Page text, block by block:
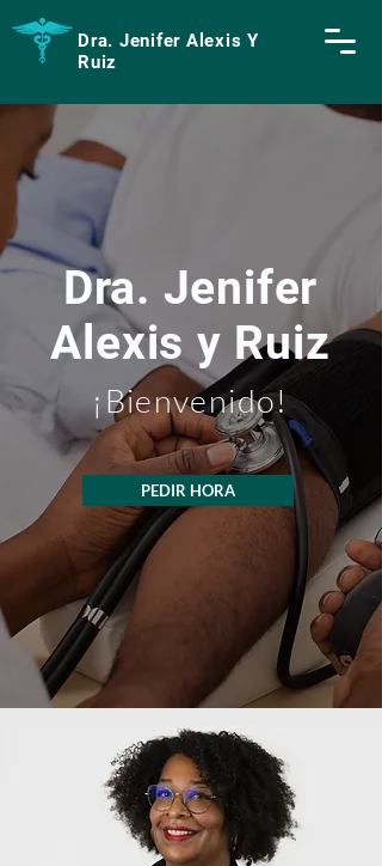
Dra. Jenifer Alexis Y
Ruiz
Dra. Jenifer
Alexis y Ruiz
¡Bienvenido!
PEDIR HORA